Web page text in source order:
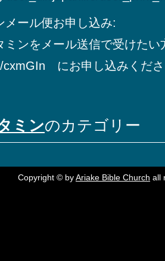
メール便お申し込み:
ミンをメール送信で受けたい
cxmGIn にお申し込みくだ
ミンのカテゴリー
Copyright © byAriake Bible Church all